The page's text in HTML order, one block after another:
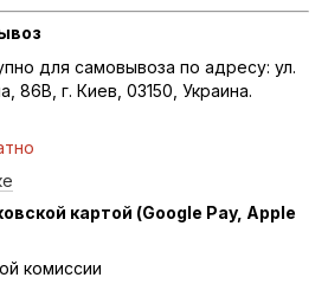
для самовывоза по адресу: ул.
86В, г. Киев, 03150, Украина.
картой (Google Pay, Apple
комиссии